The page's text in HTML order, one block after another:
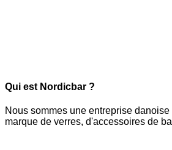
Qui est Nordicbar ?
Nous sommes une entreprise
marque de verres, d'accessoires de